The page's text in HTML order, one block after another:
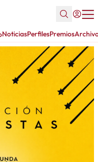
NoticiasPerfilesPremios